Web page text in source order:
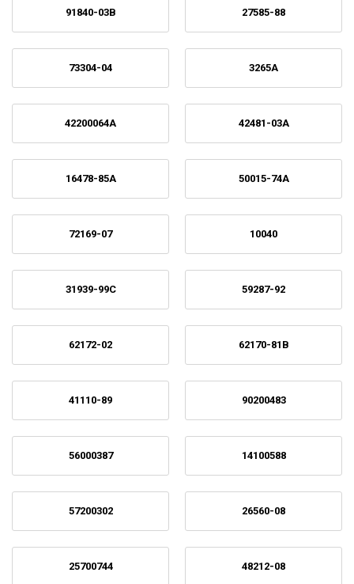
91840-03B 27585-88
73304-04 3265A
42200064A 42481-03A
16478-85A 50015-74A
72169-07 10040
31939-99C 59287-92
62172-02 62170-81B
41110-89 90200483
56000387 14100588
57200302 26560-08
25700744 48212-08